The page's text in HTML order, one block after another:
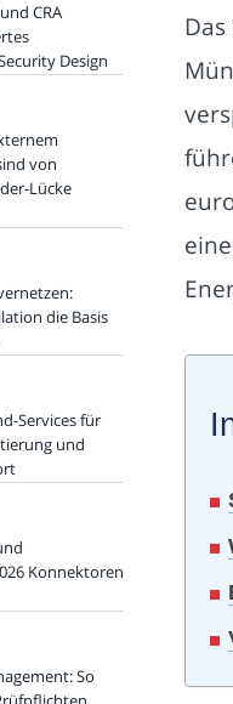
CRA
Design
von
Lücke
die Basis
Services für
und
Konnektoren
So